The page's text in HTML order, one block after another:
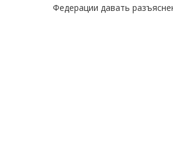
Федерации давать